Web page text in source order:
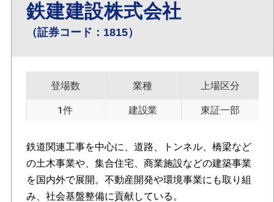
鉄建建設株式会社
（証券コード：1815）
登場数
1件
業種
建設業
上場区分
東証一部
鉄道関連工事を中心に、道路、トンネル、橋梁など
の土木事業や、集合住宅、商業施設などの建築事業
を国内外で展開。不動産開発や環境事業にも取り組
み、社会基盤整備に貢献している。